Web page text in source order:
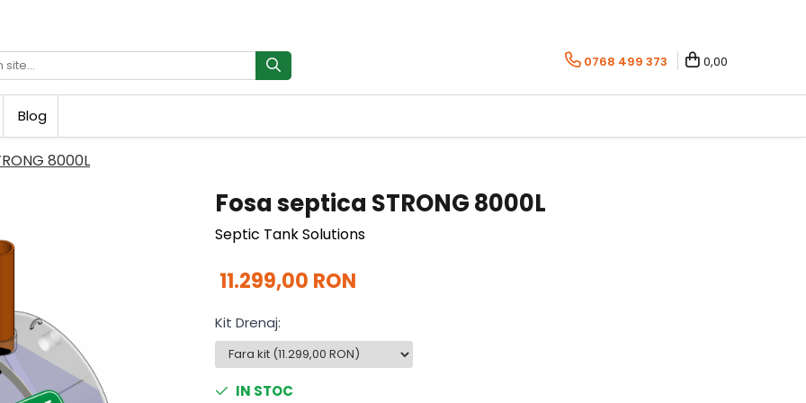
0768 499 373 0,00
Blog
8000L
Fosa septica STRONG 8000L
Septic Tank Solutions
11.299,00 RON
Kit Drenaj:
IN STOC